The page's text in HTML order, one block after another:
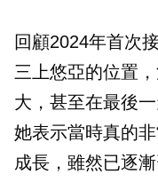
回顧2024年首次
三上悠亞的位置
大，甚至在最後
她表示當時真的
成長，雖然已逐